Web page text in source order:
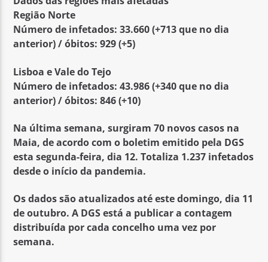
Região Norte
Número de infetados: 33.660 (+713 que no dia
anterior) / óbitos: 929 (+5)
Lisboa e Vale do Tejo
Número de infetados: 43.986 (+340 que no dia
anterior) / óbitos: 846 (+10)
Na última semana, surgiram70 novos casos na
Maia, de acordo com o boletim emitido pela DGS
esta segunda-feira, dia 12. Totaliza 1.237 infetados
desde o início da pandemia.
Os dados são atualizados até este domingo,dia 11
de outubro. A DGS está a publicar a contagem
distribuída por cada concelho uma vez por
semana.